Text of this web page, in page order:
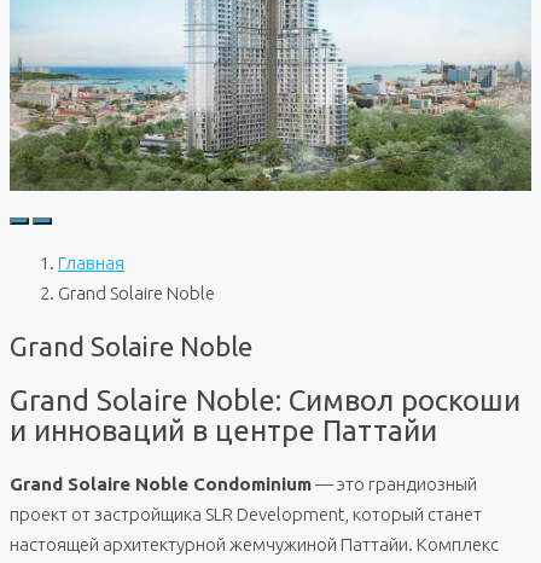
Главная
Grand Solaire Noble
Grand Solaire Noble
Grand Solaire Noble: Символ роскоши
и инноваций в центре Паттайи
Grand Solaire Noble Condominium— это грандиозный
проект от застройщика SLR Development, который станет
настоящей архитектурной жемчужиной Паттайи. Комплекс